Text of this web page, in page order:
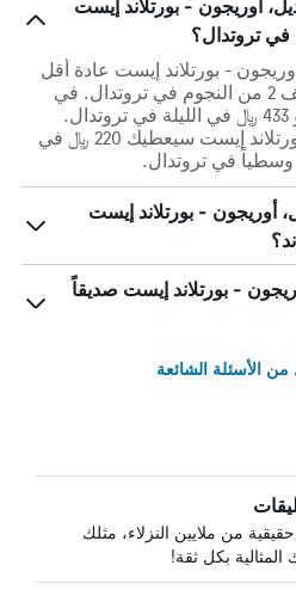
في موتل 6 تروتديل، أوريجون - بورتلاند إيست
6 تروتديل، أوريجون - بورتلاند إيست عادة أقل
من متوسط ​​سعر فندق مصنف 2 من النجوم في تروتدال. في
المتوسط ، السعر المتوقع هو 433 ﷼ في الليلة في تروتدال.
موتل 6 تروتديل، أوريجون - بورتلاند إيست سيعطيك 220 ﷼ في
6 تروتديل، أوريجون - بورتلاند إيست
أوريجون - بورتلاند إيست صديقاً
الأسئلة الشائعة
من ملايين النزلاء، مثلك
المثالية بكل ثقة!